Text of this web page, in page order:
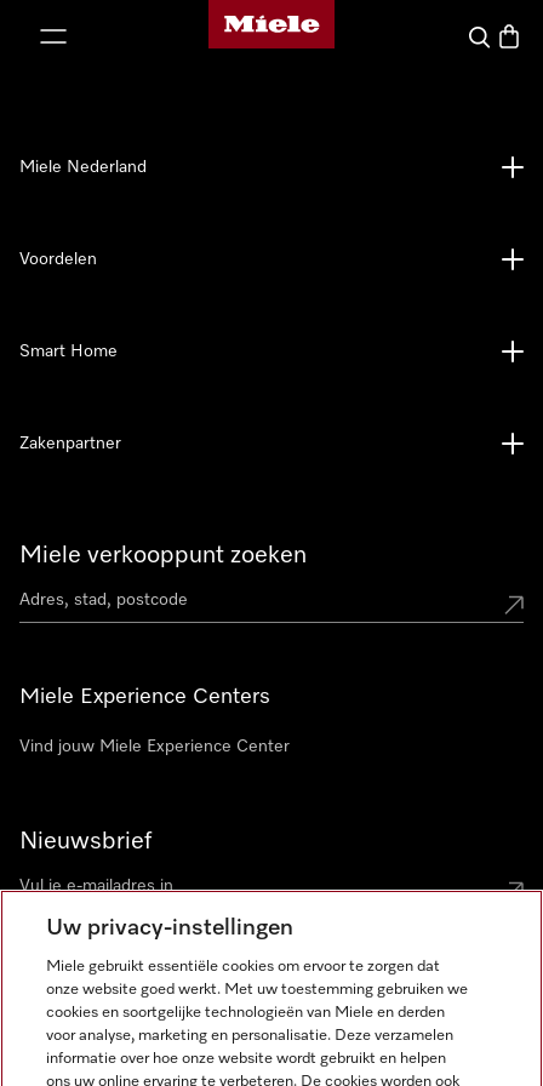
Homepage van Miele
Wat zoek
Miele verkooppunt zoeken
Miele Experience Centers
Vind jouw Miele Experience Center
Nieuwsbrief
Miele Nederland
Voordelen
Smart Home
Zakenpartner
Miele op Instagram
Miele op Facebook
Miele op Youtube
Uw privacy-instellingen
Miele gebruikt essentiële cookies om ervoor te zorgen dat
onze website goed werkt. Met uw toestemming gebruiken we
cookies en soortgelijke technologieën van Miele en derden
voor analyse, marketing en personalisatie. Deze verzamelen
informatie over hoe onze website wordt gebruikt en helpen
ons uw online ervaring te verbeteren. De cookies worden ook